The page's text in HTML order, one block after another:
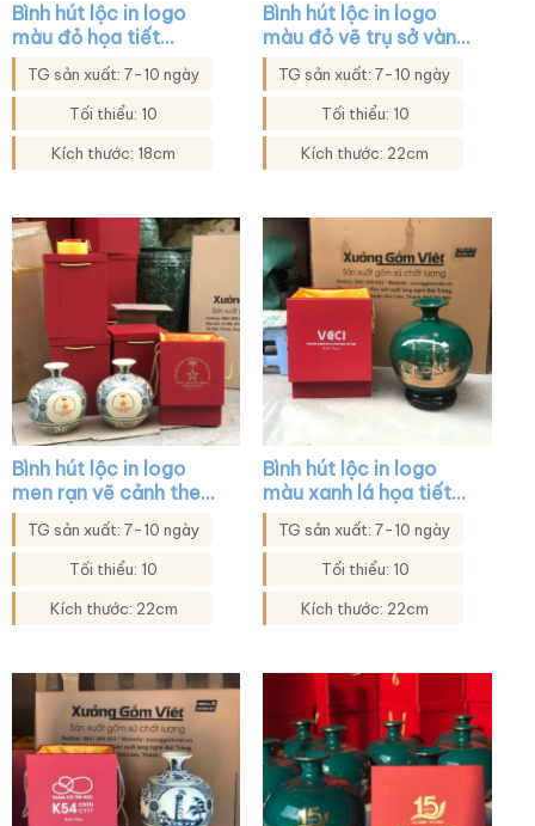
Bình hút lộc in logo
màu đỏ họa tiết
thuyền buồm in decal
vàng XG-BHL08
TG sản xuất: 7-10 ngày
Tối thiểu: 10
Kích thước: 18cm
Bình hút lộc in logo
màu đỏ vẽ trụ sở vàng
kim XG-BHL47
TG sản xuất: 7-10 ngày
Tối thiểu: 10
Kích thước: 22cm
Bình hút lộc in logo
men rạn vẽ cảnh theo
yêu cầu XG-BHL23
TG sản xuất: 7-10 ngày
Tối thiểu: 10
Kích thước: 22cm
Bình hút lộc in logo
màu xanh lá họa tiết
thuận buồm xuôi gió
XG-BHL18
TG sản xuất: 7-10 ngày
Tối thiểu: 10
Kích thước: 22cm